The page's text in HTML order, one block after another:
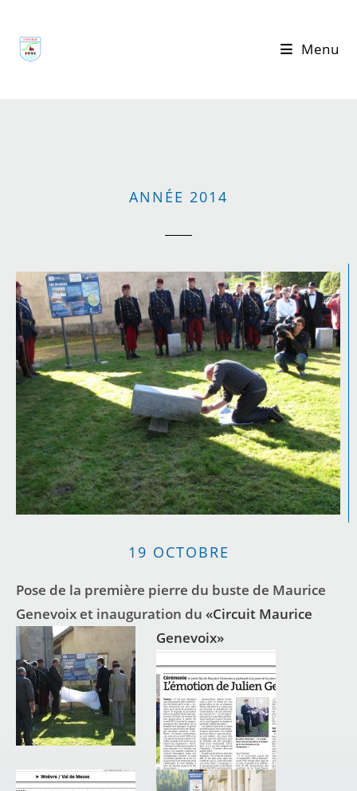
Menu
ANNÉE 2014
19 OCTOBRE
Pose de la première pierre du buste de Maurice
Genevoix et inauguration du «Circuit Maurice
Genevoix»